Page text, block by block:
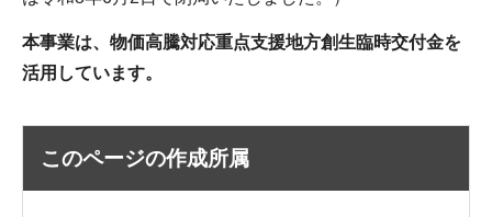
本事業は、物価高騰対応重点支援地方創生臨時交付金を
活用しています。
このページの作成所属